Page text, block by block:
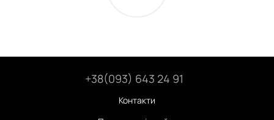
+38(093) 643 24 91
Контакти